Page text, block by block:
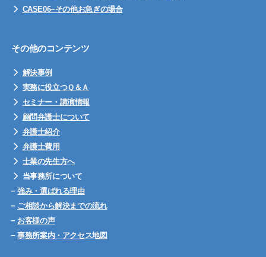
CASE06−その他お急ぎの場合
その他のコンテンツ
解決事例
実務に役立つＱ＆Ａ
セミナー・講演情報
顧問弁護士について
弁護士紹介
弁護士費用
士業の先生方へ
当事務所について
−強み・選ばれる理由
− ご相談から解決までの流れ
− お客様の声
−事務所案内・アクセス地図